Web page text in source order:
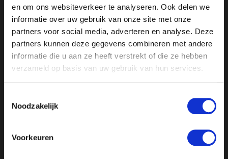
en om ons websiteverkeer te analyseren. Ook delen we
informatie over uw gebruik van onze site met onze
partners voor social media, adverteren en analyse. Deze
partners kunnen deze gegevens combineren met andere
informatie die u aan ze heeft verstrekt of die ze hebben
verzameld op basis van uw gebruik van hun services.
Noodzakelijk
Voorkeuren
Of luister de uitzending terug op Spotify